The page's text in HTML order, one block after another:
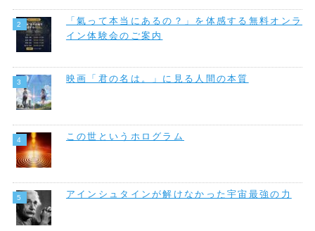
「氣って本当にあるの？」を体感する無料オンラ
イン体験会のご案内
映画「君の名は。」に見る人間の本質
この世というホログラム
アインシュタインが解けなかった宇宙最強の力